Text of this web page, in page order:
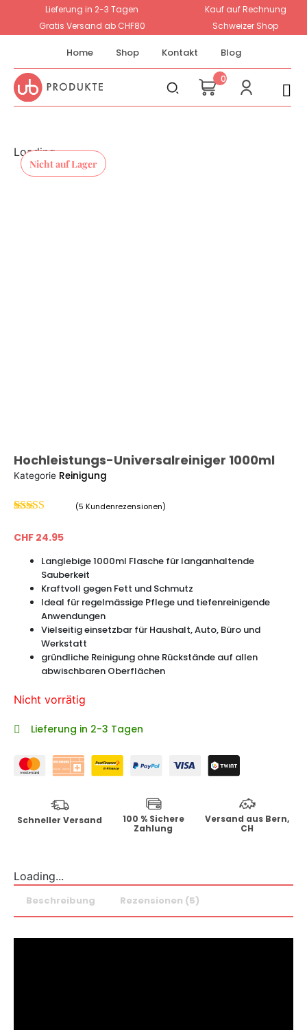
Lieferung in 2-3 Tagen
Kauf auf Rechnung
Gratis Versand ab CHF80
Schweizer Shop
Home Shop Kontakt Blog
0
Nicht auf Lager
Loading...
Hochleistungs-Universalreiniger 1000ml
Kategorie Reinigung
5.00von 5,
basierend auf
(5 Kundenrezensionen)
CHF 24.95
Langlebige 1000ml Flasche für langanhaltende
Sauberkeit
Kraftvoll gegen Fett und Schmutz
Ideal für regelmässige Pflege und tiefenreinigende
Anwendungen
Vielseitig einsetzbar für Haushalt, Auto, Büro und
Werkstatt
gründliche Reinigung ohne Rückstände auf allen
abwischbaren Oberflächen
Nicht vorrätig
Lieferung in 2-3 Tagen
Schneller Versand
100 % Sichere
Zahlung
Versand aus Bern,
CH
Loading...
Beschreibung Rezensionen (5)